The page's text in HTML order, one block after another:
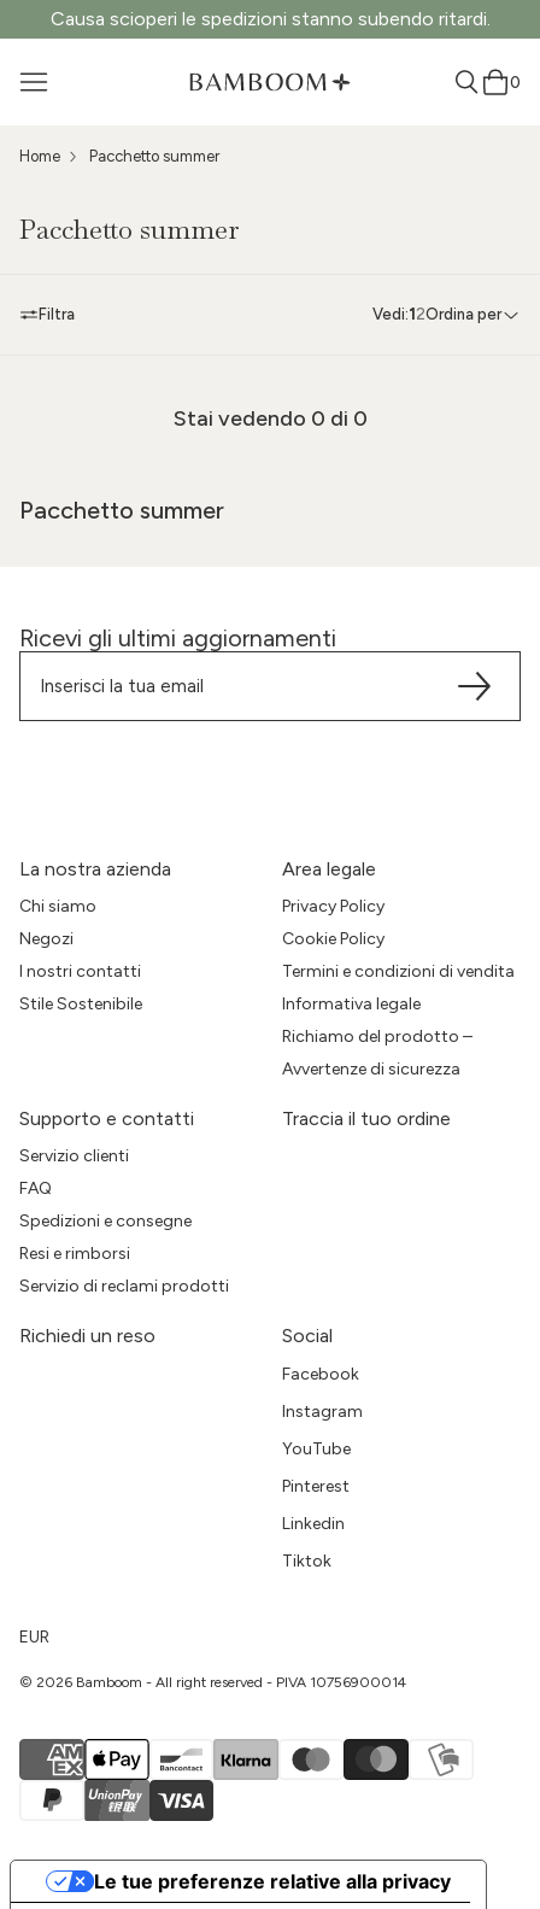
Causa scioperi le spedizioni stanno subendo ritardi.
0
Home Pacchetto summer
Pacchetto summer
Filtra Vedi:1 2Ordina per
Stai vedendo 0 di 0
Pacchetto summer
Ricevi gli ultimi aggiornamenti
La nostra azienda
Chi siamo
Negozi
I nostri contatti
Stile Sostenibile
Area legale
Privacy Policy
Cookie Policy
Termini e condizioni di vendita
Informativa legale
Richiamo del prodotto –
Avvertenze di sicurezza
Supporto e contatti
Servizio clienti
FAQ
Spedizioni e consegne
Resi e rimborsi
Servizio di reclami prodotti
Traccia il tuo ordine
Richiedi un reso Social
Facebook
Instagram
YouTube
Pinterest
Linkedin
Tiktok
EUR
© 2026 Bamboom - All right reserved - PIVA 10756900014
Le tue preferenze relative alla privacy